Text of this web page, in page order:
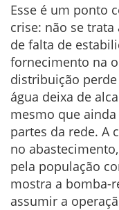
Esse é um ponto
crise: não se trata
de falta de
fornecimento na
distribuição
água deixa de
mesmo que
partes da rede. A
no
pela população
mostra a bomba-
assumir a